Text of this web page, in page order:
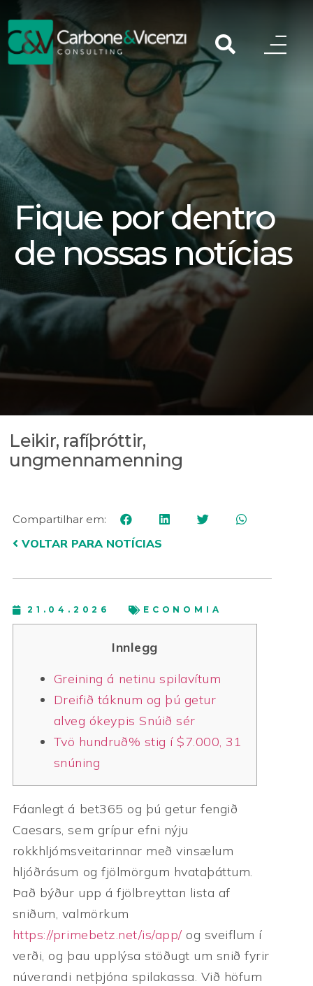
Fique por dentro
de nossas notícias
Leikir, rafíþróttir,
ungmennamenning
Compartilhar em:
VOLTAR PARA NOTÍCIAS
21.04.2026 ECONOMIA
Innlegg
Greining á netinu spilavítum
Dreifið táknum og þú getur
alveg ókeypis Snúið sér
Tvö hundruð% stig í $7.000, 31
snúning
Fáanlegt á bet365 og þú getur fengið
Caesars, sem grípur efni nýju
rokkhljómsveitarinnar með vinsælum
hljóðrásum og fjölmörgum hvataþáttum.
Það býður upp á fjölbreyttan lista af
sniðum, valmörkum
https://primebetz.net/is/app/og sveiflum í
verði, og þau upplýsa stöðugt um snið fyrir
núverandi netþjóna spilakassa. Við höfum